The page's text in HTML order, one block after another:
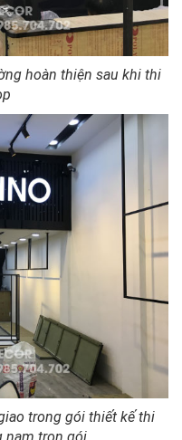
hoàn thiện sau khi thi
trong gói thiết kế thi
nam trọn gói